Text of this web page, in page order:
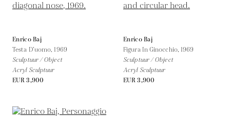
Enrico Baj
Testa D’uomo,1969
Sculptuur / Object
Acryl Sculptuur
EUR 3,900
Enrico Baj
Figura In Ginocchio,1969
Sculptuur / Object
Acryl Sculptuur
EUR 3,900